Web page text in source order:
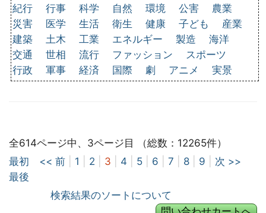
紀行
行事 科学 自然 環境 公害
農業
災害
医学 生活 衛生 健康 子ども
産業
建築
土木 工業 エネルギー 製造
海洋
交通
世相 流行 ファッション
スポーツ
行政
軍事 経済 国際 劇 アニメ 実景
全614ページ中、3ページ目 （総数：12265件）
最初
<< 前 1 2 3 4 5 6 7 8 9
次 >>
最後
検索結果のソートについて